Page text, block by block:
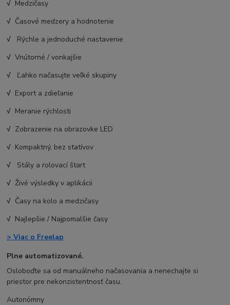
√ Medzičasy
√ Časové medzery a hodnotenie
√ Rýchle a jednoduché nastavenie
√ Vnútorné / vonkajšie
√ Ľahko načasujte veľké skupiny
√ Export a zdieľanie
√ Meranie rýchlosti
√ Zobrazenie na obrazovke LED
√ Kompaktný, bez statívov
√ Stály a rolovací štart
√ Živé výsledky v aplikácii
√ Časy na kolo a medzičasy
√ Najlepšie / Najpomalšie časy
> Viac o Freelap
Plne automatizované.
Osloboďte sa od manuálneho načasovania a nenechajte si
priestor pre nekonzistentnosť času.
Autonómny